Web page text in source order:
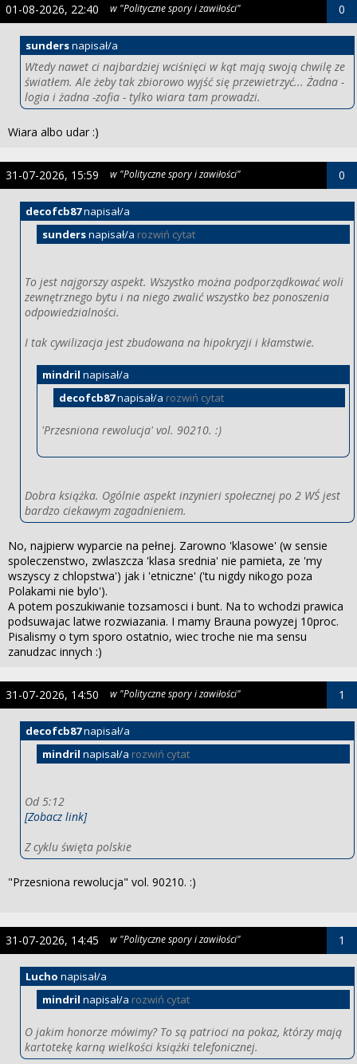
sundersnapisał/a
Wtedy nawet ci najbardziej wciśnięci w kąt mają swoją chwilę ze
światłem. Ale żeby tak zbiorowo wyjść się przewietrzyć... Żadna -
logia i żadna -zofia - tylko wiara tam prowadzi.
Wiara albo udar :)
01-08-2026, 22:40 w "Polityczne spory i zawiłości" 0
decofcb87napisał/a
sundersnapisał/a rozwiń cytat
To jest najgorszy aspekt. Wszystko można podporządkować woli
zewnętrznego bytu i na niego zwalić wszystko bez ponoszenia
odpowiedzialności.
I tak cywilizacja jest zbudowana na hipokryzji i kłamstwie.
mindril napisał/a
decofcb87napisał/a rozwiń cytat
'Przesniona rewolucja' vol. 90210. :)
Dobra książka. Ogólnie aspekt inzynieri społecznej po 2 WŚ jest
bardzo ciekawym zagadnieniem.
No, najpierw wyparcie na pełnej. Zarowno 'klasowe' (w sensie
spoleczenstwo, zwlaszcza 'klasa srednia' nie pamieta, ze 'my
wszyscy z chlopstwa') jak i 'etniczne' ('tu nigdy nikogo poza
Polakami nie bylo').
A potem poszukiwanie tozsamosci i bunt. Na to wchodzi prawica
podsuwajac latwe rozwiazania. I mamy Brauna powyzej 10proc.
Pisalismy o tym sporo ostatnio, wiec troche nie ma sensu
zanudzac innych :)
31-07-2026, 15:59 w "Polityczne spory i zawiłości" 0
decofcb87napisał/a
mindril napisał/a rozwiń cytat
Od 5:12
[Zobacz link]
Z cyklu święta polskie
"Przesniona rewolucja" vol. 90210. :)
31-07-2026, 14:50 w "Polityczne spory i zawiłości" 1
Lucho napisał/a
mindril napisał/a rozwiń cytat
O jakim honorze mówimy? To są patrioci na pokaz, którzy mają
kartotekę karną wielkości książki telefonicznej.
31-07-2026, 14:45 w "Polityczne spory i zawiłości" 1